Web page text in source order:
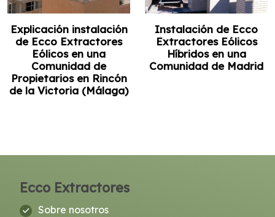
Explicación instalación
de Ecco Extractores
Eólicos en una
Comunidad de
Propietarios en Rincón
de la Victoria (Málaga)
Instalación de Ecco
Extractores Eólicos
Híbridos en una
Comunidad de Madrid
Ecco Extractores
Sobre nosotros